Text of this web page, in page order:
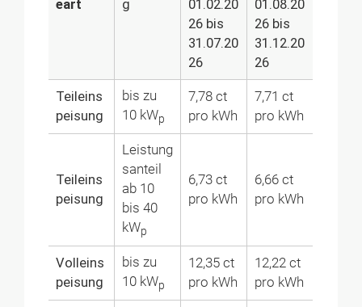
eart
g
01.02.20
26 bis
31.07.20
26
01.08.20
26 bis
31.12.20
26
Teileins
peisung­
bis zu
10 kWp
7,78 ct
pro kWh
7,71 ct
pro kWh
Teileins
peisung
Leistung
santeil
ab 10
bis 40
kWp
6,73 ct
pro kWh
6,66 ct
pro kWh
Volleins
peisung
bis zu
10 kWp
12,35 ct
pro kWh
12,22 ct
pro kWh